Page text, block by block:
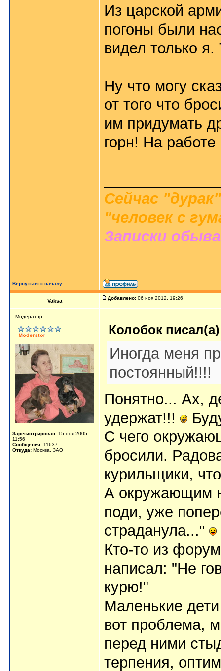
Из царской
погоны были
видел только
Ну что могу
от того что
им придумать
горн! На
Сейчас
"человек с
Записки
Вернуться к началу
Vaksa Добавлено: 06 ноя 2012, 19:26
Модератор
Зарегистрирован: 15 ноя 2005,
11:56
Сообщения: 11637
Откуда: Москва, ЗАО
Колобок
Иногда меня
постоянный!!!!
Понятно... Ах,
удержат!!!
С чего
бросили.
курильщики,
А окружающим
поди, уже
страданула..."
Кто-то из
написал: "Не
курю!"
Маленькие
вот проблема,
перед ними
терпения,